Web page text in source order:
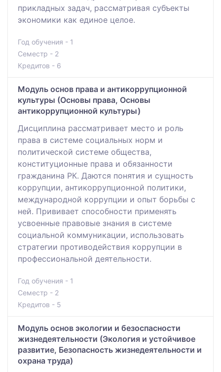
прикладных задач, рассматривая субъекты
экономики как единое целое.
Год обучения - 1
Семестр - 2
Кредитов - 6
Модуль основ права и антикоррупционной
культуры (Основы права, Основы
антикоррупционной культуры)
Дисциплина рассматривает место и роль
права в системе социальных норм и
политической системе общества,
конституционные права и обязанности
гражданина РК. Даются понятия и сущность
коррупции, антикоррупционной политики,
международной коррупции и опыт борьбы с
ней. Прививает способности применять
усвоенные правовые знания в системе
социальной коммуникации, использовать
стратегии противодействия коррупции в
профессиональной деятельности.
Год обучения - 1
Семестр - 2
Кредитов - 5
Модуль основ экологии и безоспасности
жизнедеятельности (Экология и устойчивое
развитие, Безопасность жизнедеятельности и
охрана труда)